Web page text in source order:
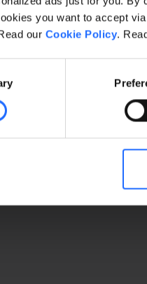
you want to accept
our Cookie Policy.
BOUTIQUE
Simulateurs
Pistolets